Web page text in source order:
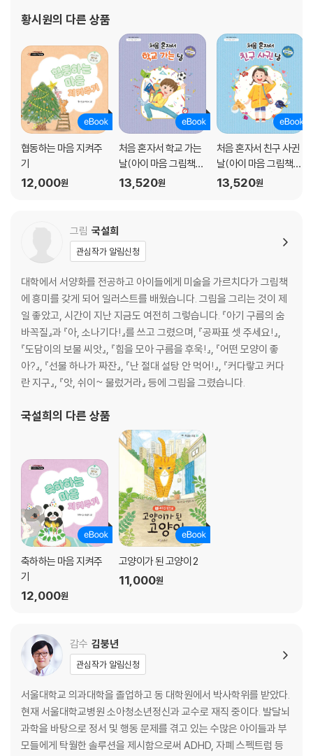
상자 50인의 특강』, 『마법천자문 속
황시원의 다른 상품
협동하는 마음 지켜주
기
12,000원
처음 혼자서 학교 가는
날(아이 마음 그림책
6)
13,520원
처음 혼자서 친구 사귄
날(아이 마음 그림책
7)
13,520원
그림 국설희
관심작가 알림신청
대학에서 서양화를 전공하고 아이들에게 미술을 가르치다가 그림책
에 흥미를 갖게 되어 일러스트를 배웠습니다. 그림을 그리는 것이 제
일 좋았고, 시간이 지난 지금도 여전히 그렇습니다. 『아기 구름의 숨
바꼭질』과 『아, 소나기다!』를 쓰고 그렸으며, 『공짜표 셋 주세요!』,
『도담이의 보물 씨앗』, 『힘을 모아 구름을 후욱!』, 『어떤 모양이 좋
아?』, 『선물 하나가 짜잔』, 『난 절대 설탕 안 먹어!』, 『커다랗고 커다
란 지구』, 『앗, 쉬이~ 물렀거라』 등에 그림을 그렸습니다.
국설희의 다른 상품
축하하는 마음 지켜주
기
12,000원
고양이가 된 고양이 2
11,000원
감수 김붕년
관심작가 알림신청
서울대학교 의과대학을 졸업하고 동 대학원에서 박사학위를 받았다.
현재 서울대학교병원 소아청소년정신과 교수로 재직 중이다. 발달뇌
과학을 바탕으로 정서 및 행동 문제를 겪고 있는 수많은 아이들과 부
모들에게 탁월한 솔루션을 제시함으로써 ADHD, 자폐 스펙트럼 등